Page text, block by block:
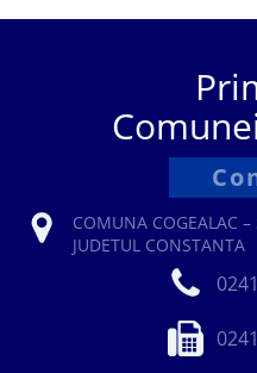
COMUNA COGEALAC
JUDETUL CONSTANTA